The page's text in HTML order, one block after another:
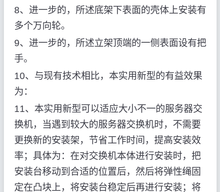
8、进一步的，所述底架下表面的壳体上安装有
多个万向轮。
9、进一步的，所述立架顶端的一侧表面设有把
手。
10、与现有技术相比，本实用新型的有益效果
为：
11、本实用新型可以适应大小不一的服务器交
换机，当遇到较大的服务器交换机时，不需要
更换新的安装架，节省工作时间，提高安装效
率；具体为：在对交换机本体进行安装时，把
安装台移动到合适的位置后，然后将弹性绳固
定在凸块上，将安装台稳定后再进行安装；将